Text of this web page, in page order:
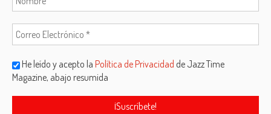
He leído y acepto laPolítica de Privacidad de Jazz Time
Magazine, abajo resumida